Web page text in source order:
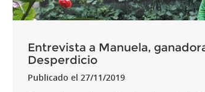
Entrevista a Manuela,
Desperdicio
Publicado el 27/11/2019